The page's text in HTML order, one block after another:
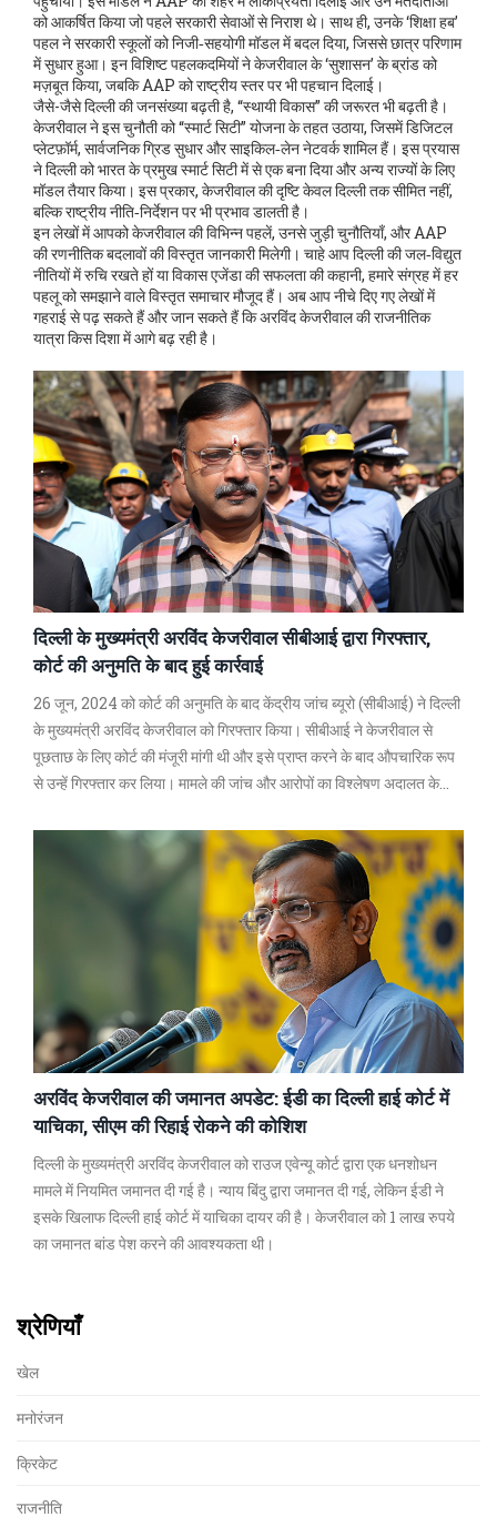
को आकर्षित किया जो पहले सरकारी सेवाओं से निराश थे। साथ ही, उनके ‘शिक्षा हब’
पहल ने सरकारी स्कूलों को निजी‑सहयोगी मॉडल में बदल दिया, जिससे छात्र परिणाम
में सुधार हुआ। इन विशिष्ट पहलकदमियों ने केजरीवाल के ‘सुशासन’ के ब्रांड को
मज़बूत किया, जबकि AAP को राष्ट्रीय स्तर पर भी पहचान दिलाई।
जैसे-जैसे दिल्ली की जनसंख्या बढ़ती है, “स्थायी विकास” की जरूरत भी बढ़ती है।
केजरीवाल ने इस चुनौती को “स्मार्ट सिटी” योजना के तहत उठाया, जिसमें डिजिटल
प्लेटफ़ॉर्म, सार्वजनिक ग्रिड सुधार और साइकिल‑लेन नेटवर्क शामिल हैं। इस प्रयास
ने दिल्ली को भारत के प्रमुख स्मार्ट सिटी में से एक बना दिया और अन्य राज्यों के लिए
मॉडल तैयार किया। इस प्रकार, केजरीवाल की दृष्टि केवल दिल्ली तक सीमित नहीं,
बल्कि राष्ट्रीय नीति‑निर्देशन पर भी प्रभाव डालती है।
इन लेखों में आपको केजरीवाल की विभिन्न पहलें, उनसे जुड़ी चुनौतियाँ, और AAP
की रणनीतिक बदलावों की विस्तृत जानकारी मिलेगी। चाहे आप दिल्ली की जल‑विद्युत
नीतियों में रुचि रखते हों या विकास एजेंडा की सफलता की कहानी, हमारे संग्रह में हर
पहलू को समझाने वाले विस्तृत समाचार मौजूद हैं। अब आप नीचे दिए गए लेखों में
गहराई से पढ़ सकते हैं और जान सकते हैं कि अरविंद केजरीवाल की राजनीतिक
यात्रा किस दिशा में आगे बढ़ रही है।
दिल्ली के मुख्यमंत्री अरविंद केजरीवाल सीबीआई द्वारा गिरफ्तार,
कोर्ट की अनुमति के बाद हुई कार्रवाई
26 जून, 2024 को कोर्ट की अनुमति के बाद केंद्रीय जांच ब्यूरो (सीबीआई) ने दिल्ली
के मुख्यमंत्री अरविंद केजरीवाल को गिरफ्तार किया। सीबीआई ने केजरीवाल से
पूछताछ के लिए कोर्ट की मंजूरी मांगी थी और इसे प्राप्त करने के बाद औपचारिक रूप
से उन्हें गिरफ्तार कर लिया। मामले की जांच और आरोपों का विश्लेषण अदालत के
अरविंद केजरीवाल की जमानत अपडेट: ईडी का दिल्ली हाई कोर्ट में
याचिका, सीएम की रिहाई रोकने की कोशिश
दिल्ली के मुख्यमंत्री अरविंद केजरीवाल को राउज एवेन्यू कोर्ट द्वारा एक धनशोधन
मामले में नियमित जमानत दी गई है। न्याय बिंदु द्वारा जमानत दी गई, लेकिन ईडी ने
इसके खिलाफ दिल्ली हाई कोर्ट में याचिका दायर की है। केजरीवाल को 1 लाख रुपये
का जमानत बांड पेश करने की आवश्यकता थी।
श्रेणियाँ
खेल
मनोरंजन
क्रिकेट
राजनीति